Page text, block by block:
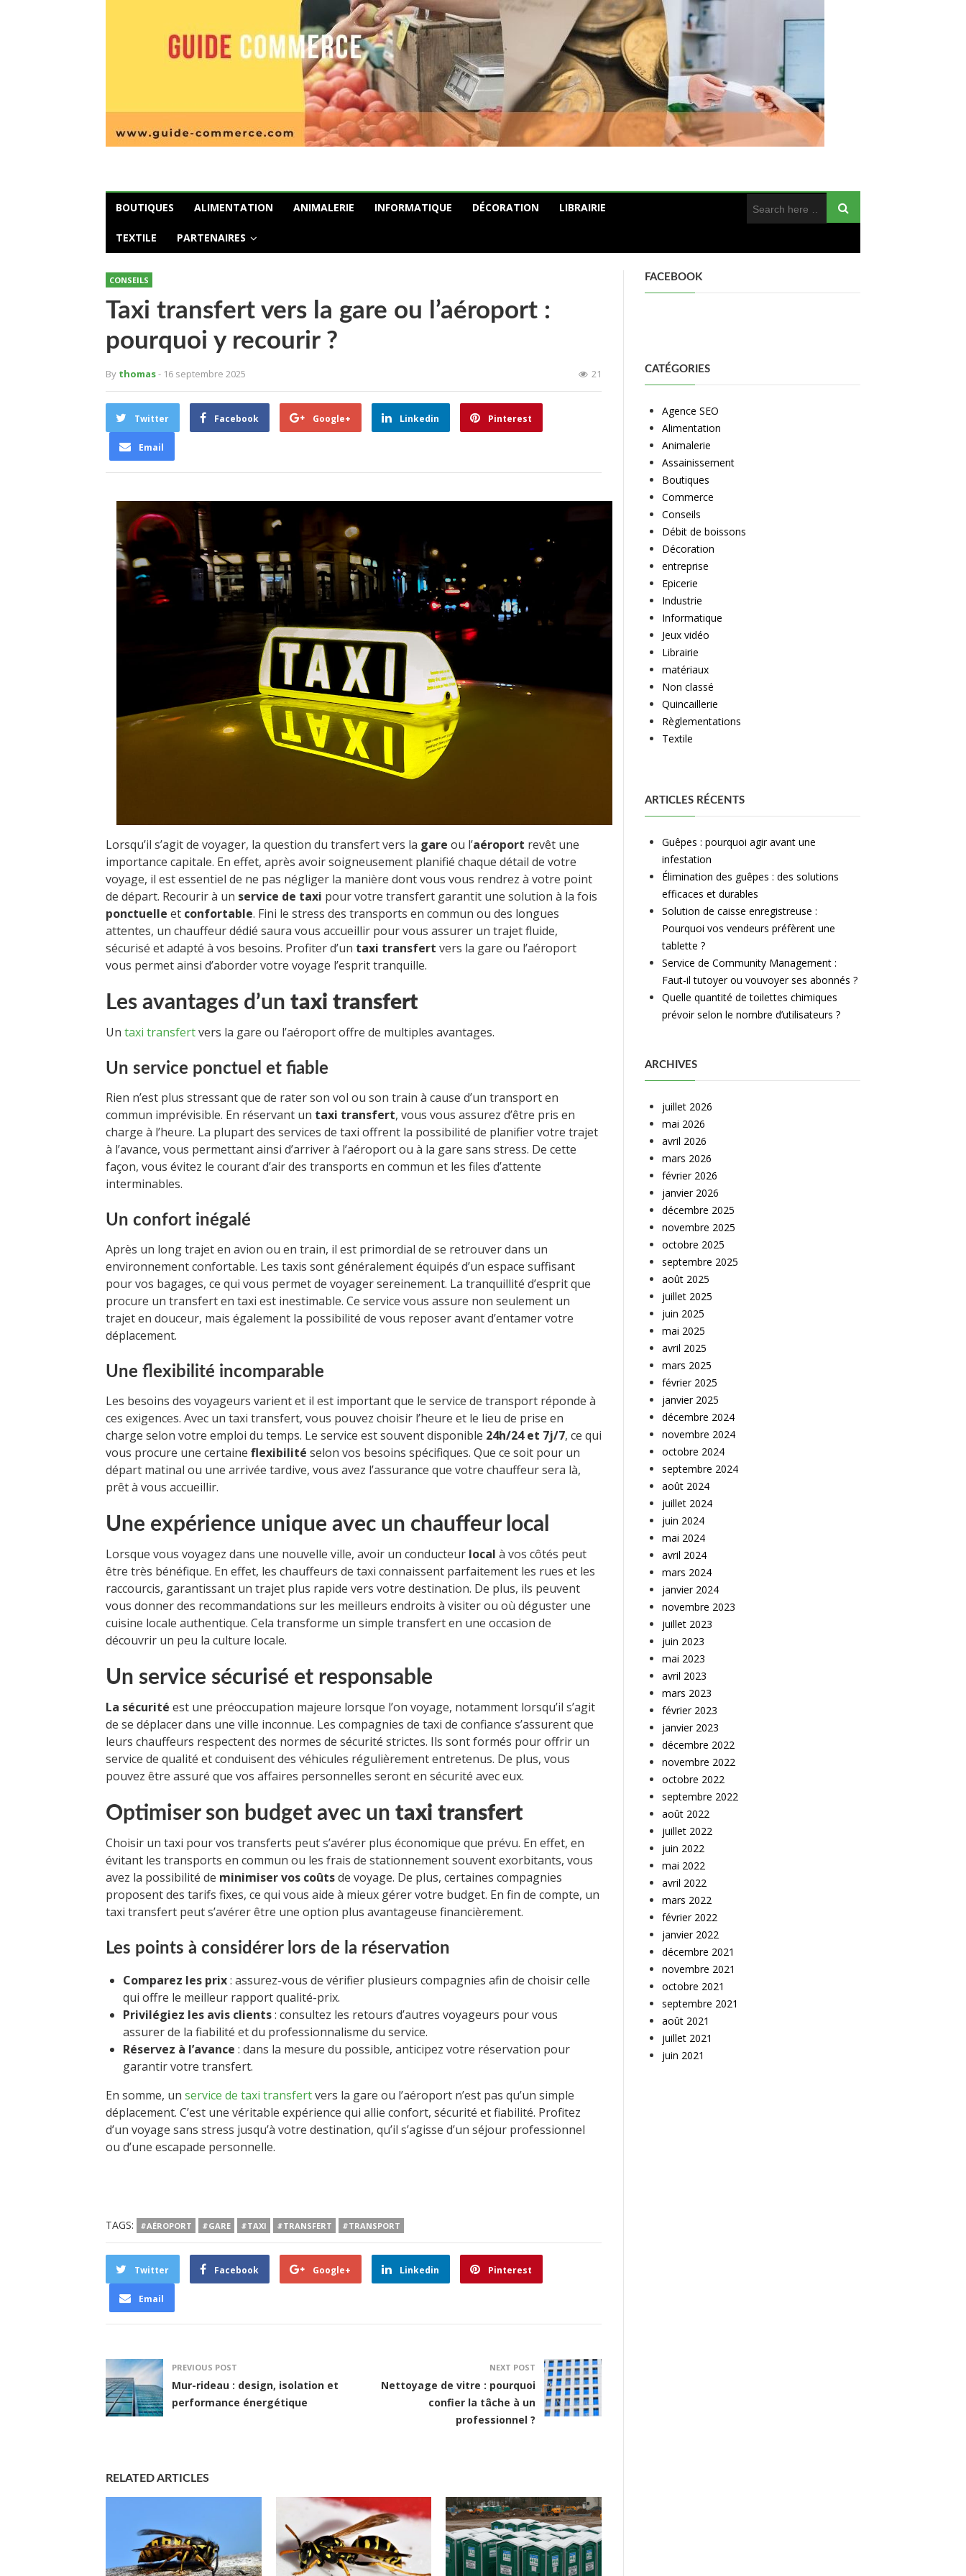
BOUTIQUES ALIMENTATION ANIMALERIE INFORMATIQUE DÉCORATION LIBRAIRIE
TEXTILE PARTENAIRES
CONSEILS
Taxi transfert vers la gare ou l’aéroport :
pourquoi y recourir ?
By thomas- 16 septembre 2025 21
Twitter Facebook Google+ Linkedin Pinterest
Email
Lorsqu’il s’agit de voyager, la question du transfert vers la gare ou l’aéroport revêt une
importance capitale. En effet, après avoir soigneusement planifié chaque détail de votre
voyage, il est essentiel de ne pas négliger la manière dont vous vous rendrez à votre point
de départ. Recourir à un service de taxi pour votre transfert garantit une solution à la fois
ponctuelle et confortable. Fini le stress des transports en commun ou des longues
attentes, un chauffeur dédié saura vous accueillir pour vous assurer un trajet fluide,
sécurisé et adapté à vos besoins. Profiter d’un taxi transfert vers la gare ou l’aéroport
vous permet ainsi d’aborder votre voyage l’esprit tranquille.
Les avantages d’un taxi transfert
Un taxi transfertvers la gare ou l’aéroport offre de multiples avantages.
Un service ponctuel et fiable
Rien n’est plus stressant que de rater son vol ou son train à cause d’un transport en
commun imprévisible. En réservant un taxi transfert, vous vous assurez d’être pris en
charge à l’heure. La plupart des services de taxi offrent la possibilité de planifier votre trajet
à l’avance, vous permettant ainsi d’arriver à l’aéroport ou à la gare sans stress. De cette
façon, vous évitez le courant d’air des transports en commun et les files d’attente
interminables.
Un confort inégalé
Après un long trajet en avion ou en train, il est primordial de se retrouver dans un
environnement confortable. Les taxis sont généralement équipés d’un espace suffisant
pour vos bagages, ce qui vous permet de voyager sereinement. La tranquillité d’esprit que
procure un transfert en taxi est inestimable. Ce service vous assure non seulement un
trajet en douceur, mais également la possibilité de vous reposer avant d’entamer votre
déplacement.
Une flexibilité incomparable
Les besoins des voyageurs varient et il est important que le service de transport réponde à
ces exigences. Avec un taxi transfert, vous pouvez choisir l’heure et le lieu de prise en
charge selon votre emploi du temps. Le service est souvent disponible 24h/24 et 7j/7, ce qui
vous procure une certaine flexibilité selon vos besoins spécifiques. Que ce soit pour un
départ matinal ou une arrivée tardive, vous avez l’assurance que votre chauffeur sera là,
prêt à vous accueillir.
Une expérience unique avec un chauffeur local
Lorsque vous voyagez dans une nouvelle ville, avoir un conducteur local à vos côtés peut
être très bénéfique. En effet, les chauffeurs de taxi connaissent parfaitement les rues et les
raccourcis, garantissant un trajet plus rapide vers votre destination. De plus, ils peuvent
vous donner des recommandations sur les meilleurs endroits à visiter ou où déguster une
cuisine locale authentique. Cela transforme un simple transfert en une occasion de
découvrir un peu la culture locale.
Un service sécurisé et responsable
La sécurité est une préoccupation majeure lorsque l’on voyage, notamment lorsqu’il s’agit
de se déplacer dans une ville inconnue. Les compagnies de taxi de confiance s’assurent que
leurs chauffeurs respectent des normes de sécurité strictes. Ils sont formés pour offrir un
service de qualité et conduisent des véhicules régulièrement entretenus. De plus, vous
pouvez être assuré que vos affaires personnelles seront en sécurité avec eux.
Optimiser son budget avec un taxi transfert
Choisir un taxi pour vos transferts peut s’avérer plus économique que prévu. En effet, en
évitant les transports en commun ou les frais de stationnement souvent exorbitants, vous
avez la possibilité de minimiser vos coûtsde voyage. De plus, certaines compagnies
proposent des tarifs fixes, ce qui vous aide à mieux gérer votre budget. En fin de compte, un
taxi transfert peut s’avérer être une option plus avantageuse financièrement.
Les points à considérer lors de la réservation
Comparez les prix: assurez-vous de vérifier plusieurs compagnies afin de choisir celle
qui offre le meilleur rapport qualité-prix.
Privilégiez les avis clients: consultez les retours d’autres voyageurs pour vous
assurer de la fiabilité et du professionnalisme du service.
Réservez à l’avance : dans la mesure du possible, anticipez votre réservation pour
garantir votre transfert.
En somme, un service de taxi transfertvers la gare ou l’aéroport n’est pas qu’un simple
déplacement. C’est une véritable expérience qui allie confort, sécurité et fiabilité. Profitez
d’un voyage sans stress jusqu’à votre destination, qu’il s’agisse d’un séjour professionnel
ou d’une escapade personnelle.
TAGS: #AÉROPORT #GARE #TAXI #TRANSFERT #TRANSPORT
Twitter Facebook Google+ Linkedin Pinterest
Email
PREVIOUS POST
Mur-rideau : design, isolation et
performance énergétique
NEXT POST
Nettoyage de vitre : pourquoi
confier la tâche à un
professionnel ?
RELATED ARTICLES
FACEBOOK
CATÉGORIES
Agence SEO
Alimentation
Animalerie
Assainissement
Boutiques
Commerce
Conseils
Débit de boissons
Décoration
entreprise
Epicerie
Industrie
Informatique
Jeux vidéo
Librairie
matériaux
Non classé
Quincaillerie
Règlementations
Textile
ARTICLES RÉCENTS
Guêpes : pourquoi agir avant une
infestation
Élimination des guêpes : des solutions
efficaces et durables
Solution de caisse enregistreuse :
Pourquoi vos vendeurs préfèrent une
tablette ?
Service de Community Management :
Faut-il tutoyer ou vouvoyer ses abonnés ?
Quelle quantité de toilettes chimiques
prévoir selon le nombre d’utilisateurs ?
ARCHIVES
juillet 2026
mai 2026
avril 2026
mars 2026
février 2026
janvier 2026
décembre 2025
novembre 2025
octobre 2025
septembre 2025
août 2025
juillet 2025
juin 2025
mai 2025
avril 2025
mars 2025
février 2025
janvier 2025
décembre 2024
novembre 2024
octobre 2024
septembre 2024
août 2024
juillet 2024
juin 2024
mai 2024
avril 2024
mars 2024
janvier 2024
novembre 2023
juillet 2023
juin 2023
mai 2023
avril 2023
mars 2023
février 2023
janvier 2023
décembre 2022
novembre 2022
octobre 2022
septembre 2022
août 2022
juillet 2022
juin 2022
mai 2022
avril 2022
mars 2022
février 2022
janvier 2022
décembre 2021
novembre 2021
octobre 2021
septembre 2021
août 2021
juillet 2021
juin 2021